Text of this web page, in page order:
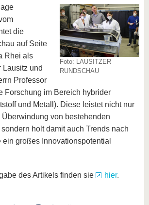
Foto: LAUSITZER
RUNDSCHAU
die
auf Seite
Rhei als
Lausitz und
Professor
Forschung im Bereich hybrider
und Metall). Diese leistet nicht nur
von bestehenden
holt damit auch Trends nach
ein großes Innovationspotential
des Artikels finden sie hier.